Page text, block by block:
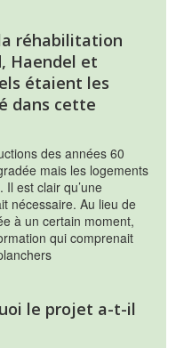
réhabilitation
Haendel et
étaient les
dans cette
des années 60
mais les logements
est clair qu’une
nécessaire. Au lieu de
à un certain moment,
qui comprenait
le projet a-t-il